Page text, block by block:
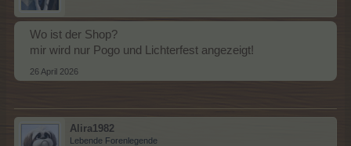
Wo ist der Shop?
mir wird nur Pogo und Lichterfest angezeigt!
26 April 2026
Alira1982
Lebende Forenlegende